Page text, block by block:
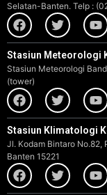
Selatan-Banten. Telp :
Stasiun Meteorologi
Stasiun Meteorologi
(tower)
Stasiun Klimatologi
Jl. Kodam Bintaro No.82,
Banten 15221